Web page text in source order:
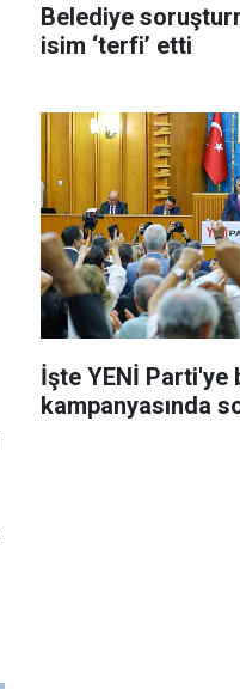
Belediye
isim ‘terfi’ etti
İşte YENİ Parti'ye
kampanyasında